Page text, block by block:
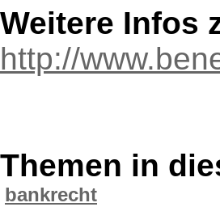
Weitere Infos
http://
Themen in
bankrecht